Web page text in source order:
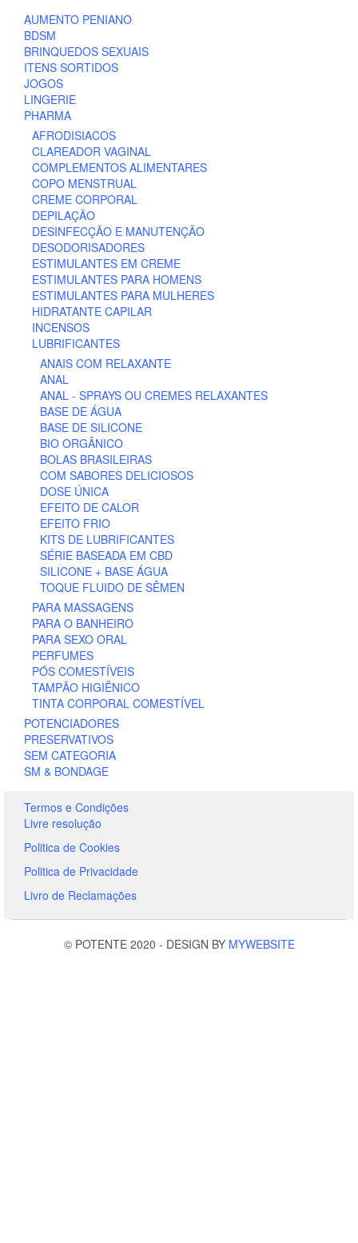
AUMENTO PENIANO
BDSM
BRINQUEDOS SEXUAIS
ITENS SORTIDOS
JOGOS
LINGERIE
PHARMA
AFRODISIACOS
CLAREADOR VAGINAL
COMPLEMENTOS ALIMENTARES
COPO MENSTRUAL
CREME CORPORAL
DEPILAÇÃO
DESINFECÇÃO E MANUTENÇÃO
DESODORISADORES
ESTIMULANTES EM CREME
ESTIMULANTES PARA HOMENS
ESTIMULANTES PARA MULHERES
HIDRATANTE CAPILAR
INCENSOS
LUBRIFICANTES
ANAIS COM RELAXANTE
ANAL
ANAL - SPRAYS OU CREMES RELAXANTES
BASE DE ÁGUA
BASE DE SILICONE
BIO ORGÂNICO
BOLAS BRASILEIRAS
COM SABORES DELICIOSOS
DOSE ÚNICA
EFEITO DE CALOR
EFEITO FRIO
KITS DE LUBRIFICANTES
SÉRIE BASEADA EM CBD
SILICONE + BASE ÁGUA
TOQUE FLUIDO DE SÊMEN
PARA MASSAGENS
PARA O BANHEIRO
PARA SEXO ORAL
PERFUMES
PÓS COMESTÍVEIS
TAMPÃO HIGIÊNICO
TINTA CORPORAL COMESTÍVEL
POTENCIADORES
PRESERVATIVOS
SEM CATEGORIA
SM & BONDAGE
Termos e Condições
Livre resolução
Politica de Cookies
Politica de Privacidade
Livro de Reclamações
© POTENTE 2020 - DESIGN BY MYWEBSITE